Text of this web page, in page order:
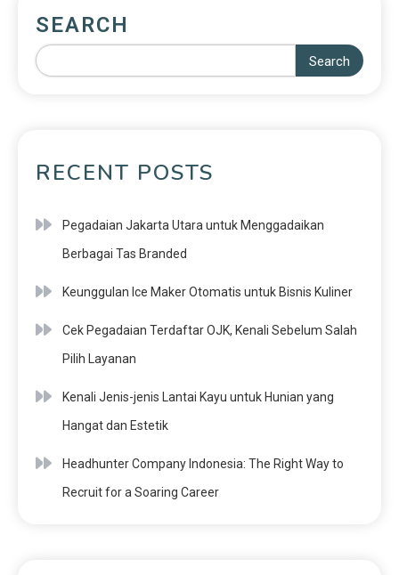
SEARCH
Search
RECENT POSTS
Pegadaian Jakarta Utara untuk Menggadaikan
Berbagai Tas Branded
Keunggulan Ice Maker Otomatis untuk Bisnis Kuliner
Cek Pegadaian Terdaftar OJK, Kenali Sebelum Salah
Pilih Layanan
Kenali Jenis-jenis Lantai Kayu untuk Hunian yang
Hangat dan Estetik
Headhunter Company Indonesia: The Right Way to
Recruit for a Soaring Career